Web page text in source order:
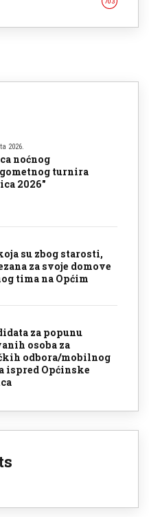
2026.
noćnog
turnira
2026"
su zbog starosti,
za svoje domove
tima na Općim
za popunu
osoba za
odbora/mobilnog
ispred Općinske